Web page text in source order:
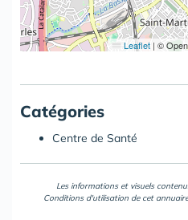
Leaflet | ©
Catégories
Centre de Santé
Les informations et visuels
Conditions d'utilisation de cet